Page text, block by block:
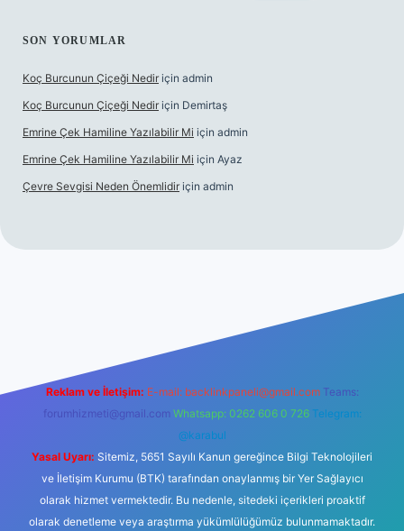
SON YORUMLAR
Koç Burcunun Çiçeği Nedir için admin
Koç Burcunun Çiçeği Nedir için Demirtaş
Emrine Çek Hamiline Yazılabilir Mi için admin
Emrine Çek Hamiline Yazılabilir Mi için Ayaz
Çevre Sevgisi Neden Önemlidir için admin
Reklam ve İletişim: E-mail: backlinkpaneli@gmail.com Teams:
forumhizmeti@gmail.com Whatsapp: 0262 606 0 726 Telegram:
@karabul
Yasal Uyarı: Sitemiz, 5651 Sayılı Kanun gereğince Bilgi Teknolojileri
ve İletişim Kurumu (BTK) tarafından onaylanmış bir Yer Sağlayıcı
olarak hizmet vermektedir. Bu nedenle, sitedeki içerikleri proaktif
olarak denetleme veya araştırma yükümlülüğümüz bulunmamaktadır.